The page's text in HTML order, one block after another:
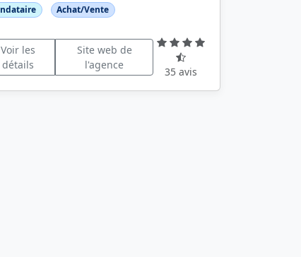
Achat/Vente
Voir les
détails
Site web de
l'agence
35 avis